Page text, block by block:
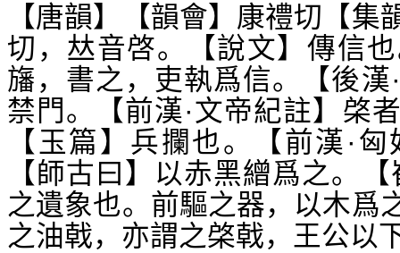
【唐韻】【韻會】康禮切【
切， 𠀤音啓。【說文】傳信
旛，書之，吏執爲信。【後
禁門。【前漢·文帝紀註】棨
【玉篇】兵攔也。【前漢·
【師古曰】以赤黑繒爲之。
之遺象也。前驅之器，以木爲
之油戟，亦謂之棨戟，王公以